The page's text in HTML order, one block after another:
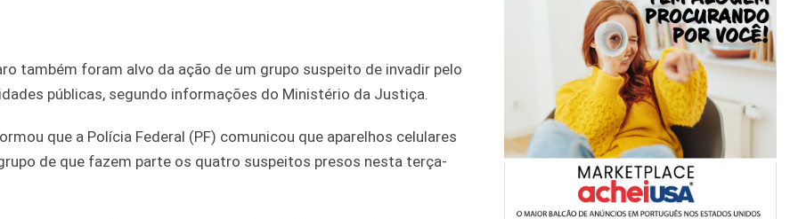
também foram alvo da ação de um grupo suspeito de invadir pelo
públicas, segundo informações do Ministério da Justiça.
que a Polícia Federal (PF) comunicou que aparelhos celulares
de que fazem parte os quatro suspeitos presos nesta terça-